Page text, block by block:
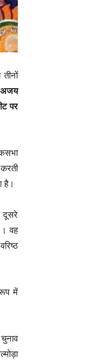
अजय
पर
है।
दूसरे
। वह
में